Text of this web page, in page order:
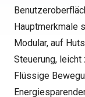
Hauptmerkmale
Modular, auf
Steuerung,
Flüssige